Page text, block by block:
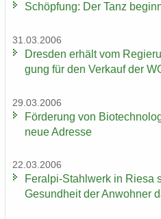
Schöp­fung: Der Tanz
31.03.2006
Dres­den er­hält vom
gung für den Ver­kauf der
29.03.2006
För­de­rung von
neue Adres­se
22.03.2006
Feralpi-​Stahlwerk in Riesa
Ge­sund­heit der An­woh­ner